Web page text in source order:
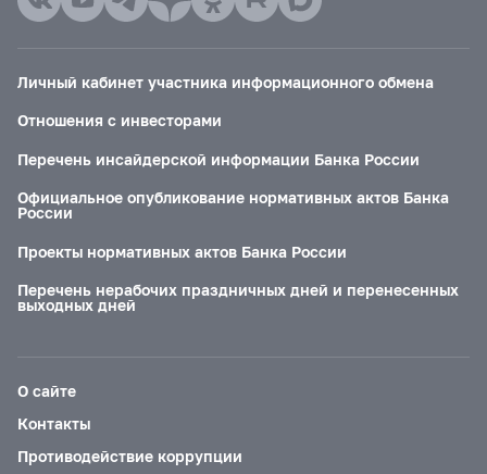
Личный кабинет участника информационного обмена
Отношения с инвесторами
Перечень инсайдерской информации Банка России
Официальное опубликование нормативных актов Банка
России
Проекты нормативных актов Банка России
Перечень нерабочих праздничных дней и перенесенных
выходных дней
О сайте
Контакты
Противодействие коррупции